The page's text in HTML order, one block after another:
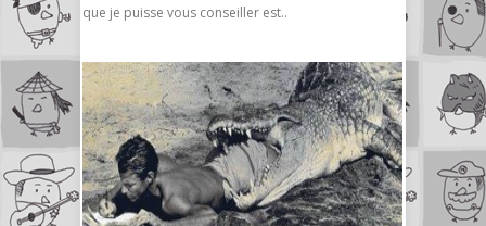
que je puisse vous conseiller est..